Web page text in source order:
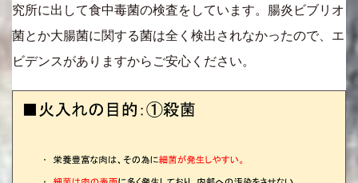
究所に出して食中毒菌の検査をしています。腸炎ビブリオ
菌とか大腸菌に関する菌は全く検出されなかったので、エ
ビデンスがありますからご安心ください。